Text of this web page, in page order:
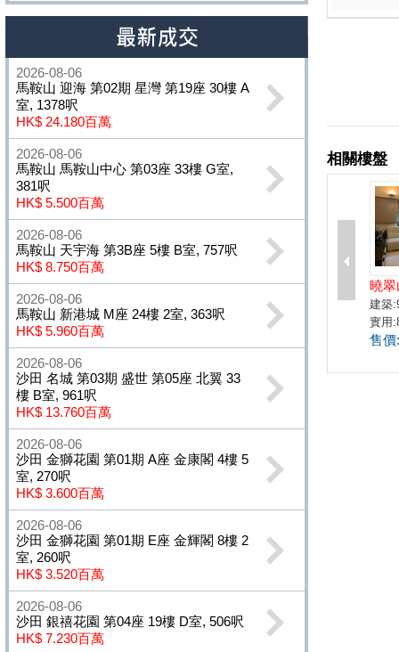
2026-08-06
馬鞍山 迎海 第02期 星灣 第19座 30樓 A
室, 1378呎
HK$ 24.180百萬
2026-08-06
馬鞍山 馬鞍山中心 第03座 33樓 G室,
381呎
HK$ 5.500百萬
2026-08-06
馬鞍山 天宇海 第3B座 5樓 B室, 757呎
HK$ 8.750百萬
2026-08-06
馬鞍山 新港城 M座 24樓 2室, 363呎
HK$ 5.960百萬
2026-08-06
沙田 名城 第03期 盛世 第05座 北翼 33
樓 B室, 961呎
HK$ 13.760百萬
2026-08-06
沙田 金獅花園 第01期 A座 金康閣 4樓 5
室, 270呎
HK$ 3.600百萬
2026-08-06
沙田 金獅花園 第01期 E座 金輝閣 8樓 2
室, 260呎
HK$ 3.520百萬
2026-08-06
沙田 銀禧花園 第04座 19樓 D室, 506呎
HK$ 7.230百萬